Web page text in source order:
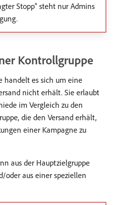
Stopp“ steht nur Admins
Kontrollgruppe
handelt es sich um eine
nicht erhält. Sie erlaubt
im Vergleich zu den
die den Versand erhält,
einer Kampagne zu
aus der Hauptzielgruppe
oder aus einer speziellen